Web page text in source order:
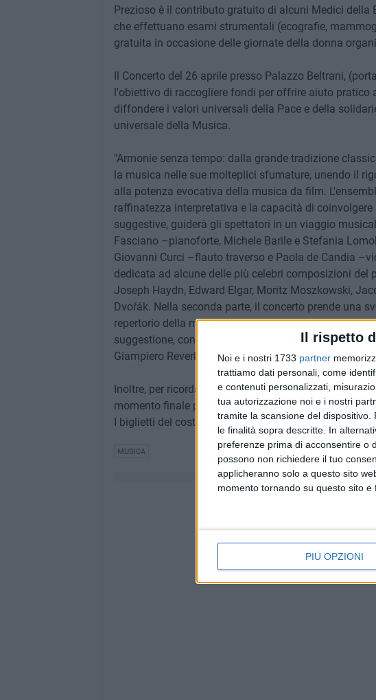
Il rispetto
Noi e i nostri 1733 partner
trattiamo dati personali, come
e contenuti personalizzati,
tua autorizzazione noi e i nostri
tramite la scansione del
le finalità sopra descritte. In
preferenze prima di acconsentire o
possono non richiedere il tuo
applicheranno solo a questo sito
momento tornando su questo sito e
PIÙ OPZIONI
Prezioso è il contributo gratuito di alcuni Medici della
che effettuano esami strumentali (ecografie,
gratuita in occasione delle giornate della donna
Il Concerto del 26 aprile presso Palazzo Beltrani,
l'obiettivo di raccogliere fondi per offrire aiuto pratico
diffondere i valori universali della Pace e della
universale della Musica.
"Armonie senza tempo: dalla grande tradizione
la musica nelle sue molteplici sfumature, unendo il
alla potenza evocativa della musica da film.
raffinatezza interpretativa e la capacità di
suggestive, guiderà gli spettatori in un viaggio
Fasciano –pianoforte, Michele Barile e Stefania
Giovanni Curci –flauto traverso e Paola de Candia
dedicata ad alcune delle più celebri composizioni del
Joseph Haydn, Edward Elgar, Moritz Moszkowski,
Dvořák. Nella seconda parte, il concerto prende una
repertorio della musica cinematografica del
suggestione, con gli autori Ennio Morricone, Nino
Giampiero Reverberi.
Inoltre, per ricordare il Papa appena defunto, il
momento finale particolarmente suggestivo.
I biglietti del costo di 10 euro sono acquistabili
MUSICA